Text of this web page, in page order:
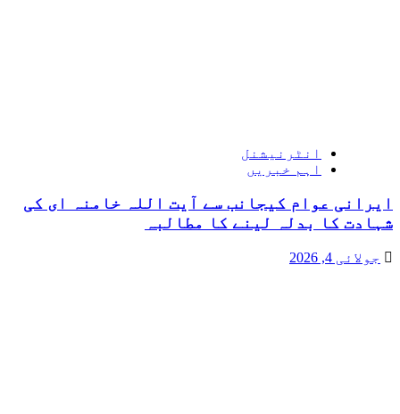
انٹرنیشنل
اہم خبریں
ایرانی عوام کیجانب سے آیت اللہ خامنہ ای کی
شہادت کا بدلہ لینے کا مطالبہ
جولائی 4, 2026